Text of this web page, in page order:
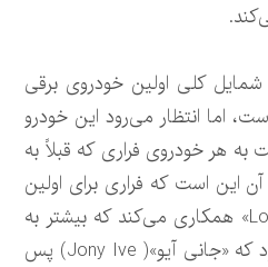
کلی اولین خودروی برقی
اما انتظار می‌رود این خودرو
هر خودروی فراری که قبلاً به
آن این است که فراری برای اولین
بار با «خانه طراحی LoveFrom» همکاری می‌کند که بیشتر به
عنوان شرکتی شناخته می‌شود که «جانی آیو»( Jony Ive) پس